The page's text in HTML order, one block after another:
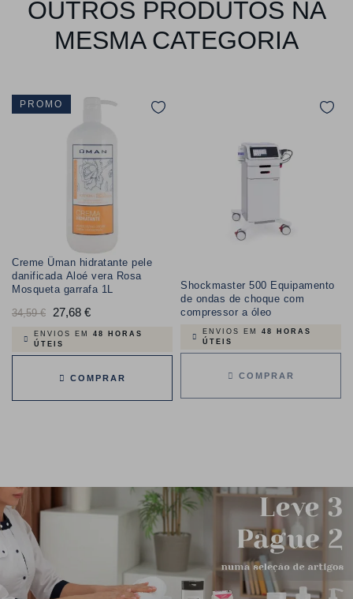
OUTROS PRODUTOS NA
MESMA CATEGORIA
PROMO
Creme Üman hidratante pele
danificada Aloé vera Rosa
Mosqueta garrafa 1L
Preço
normal
34,59 € 27,68 €Preço
ENVIOS EM 48 HORAS
ÚTEIS
COMPRAR
Shockmaster 500 Equipamento
de ondas de choque com
compressor a óleo
ENVIOS EM 48 HORAS
ÚTEIS
COMPRAR